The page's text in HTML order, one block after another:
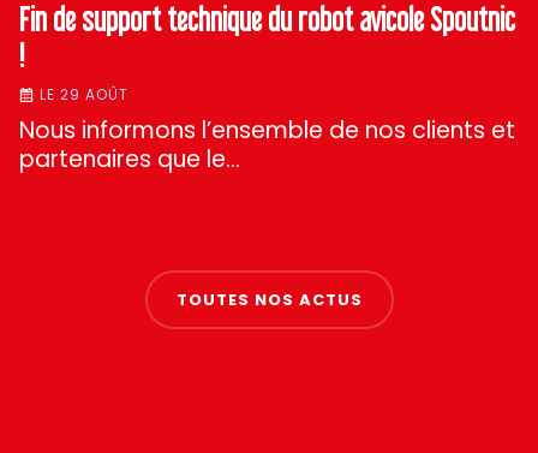
Fin de support technique du robot avicole Spoutnic
!
LE 29 AOÛT
Nous informons l’ensemble de nos clients et
partenaires que le…
TOUTES NOS ACTUS